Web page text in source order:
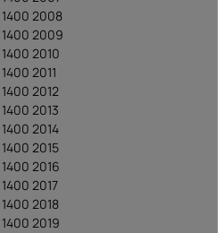
2008
2009
2010
2011
2012
2013
2014
2015
2016
2017
2018
2019